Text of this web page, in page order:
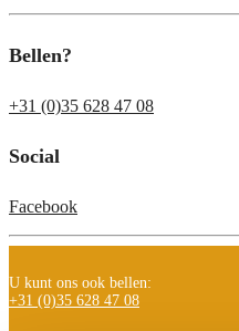
Bellen?
+31 (0)35 628 47 08
Social
Facebook
U kunt ons ook bellen:
+31 (0)35 628 47 08